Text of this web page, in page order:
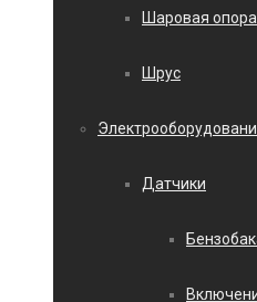
Шаровая опора
Шрус
Датчики